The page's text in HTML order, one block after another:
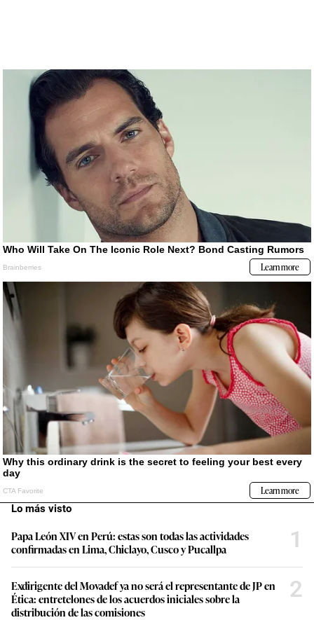
Lo más visto
Papa León XIV en Perú: estas son todas las actividades
confirmadas en Lima, Chiclayo, Cusco y Pucallpa
1
Exdirigente del Movadef ya no será el representante de JP en
Ética: entretelones de los acuerdos iniciales sobre la
distribución de las comisiones
2